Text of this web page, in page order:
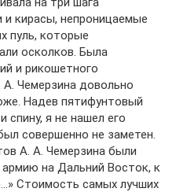
и кирасы, непроницаемые
пуль, которые
осколков. Была
и рикошетного
Чемерзина довольно
Надев пятифунтовый
спину, я не нашел его
совершенно не заметен.
А. А. Чемерзина были
на Дальний Восток, к
Стоимость самых лучших